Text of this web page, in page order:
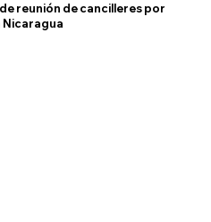
reunión de cancilleres por
Nicaragua